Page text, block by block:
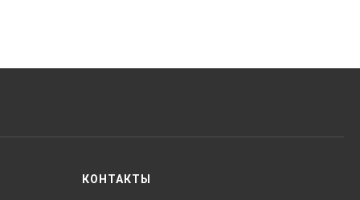
КОНТАКТЫ